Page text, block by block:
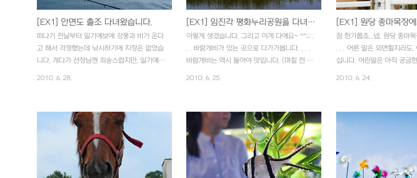
벅이라 불립니다. ^^;; 캐티 색호프는 24시 8시
즌에서 나쁜 짓(?)을 하다가 잭바우어에게 죽
임을 당합니다. (이건 스포일러..
동시에 진행됩니다. 오프라
6/26..
[EX1] 안면도 출조 다녀왔습니다.
떠나기 전날부터 일기예보에 강풍과 비가 온다
고 해서 걱정했는데 낚시하기에 지장은 없었습
니다. 게다가 선장님껜 죄송스럽지만, 일기예보
기도 2마리 잡혔는데 그냥 놔줬습니다. 너무
작아서 놔준 녀석인데,, 이 녀석 귀엽죠? ㅎㅎ
고패질(?) 이라고 그러나요? 줄낚시로 이거 장
시간동안 할 께 못되네요. 낚시 자체가 어릴 적
대나무 낚시 말고는 처음이라 요령도 없고 그
2010. 6. 28.
[EX1] 임진각 평화누리공원을 다녀와서~
이렇게 생겼습니다. 그리고 이게 다에요~ ^^;;; .
. . 바람개비가 있는 곳으로 다가가봅니다. . . .
바람개비는 역시 돌아야 맛입니다. (며칠 전 태
에는 달리기하는 어린이(?) 구조물도 인상적입
니다. . . . 특이한 건 이렇게 아무나 오셔서 파
라솔 하나 펴신 후 누웠다 가시면 됩니다. . . .
근처엔 이러한 아담한 연못도 조성되어 있습니
다. . . . 그리고,,, 통일의 염원 . . . 북쪽을 보러
2010. 6. 25.
[EX1] 원당 종마목장
참 한가롭죠...넵, 원당 종마
. . . 어른 말은 외면할지라도
십니다. 어린말은 아직 궁금
말들 같은 느낌이,,,ㅎㅎ . . .
그리고 초입에서 만난 샤스터
녀석의 이름을 처음 안 것은
2010. 6. 24.